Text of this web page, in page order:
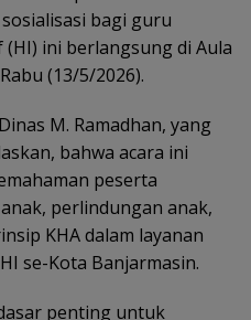
bagi guru
ini berlangsung di Aula
(13/5/2026).
M. Ramadhan, yang
bahwa acara ini
peserta
perlindungan anak,
KHA dalam layanan
se-Kota Banjarmasin.
penting untuk